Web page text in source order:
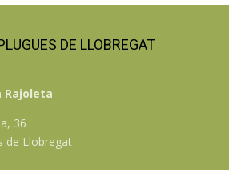
DE LLOBREGAT
Rajoleta
36
de Llobregat